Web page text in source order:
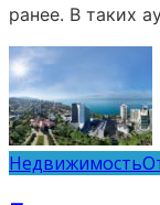
ранее. В таких
Недвижимость